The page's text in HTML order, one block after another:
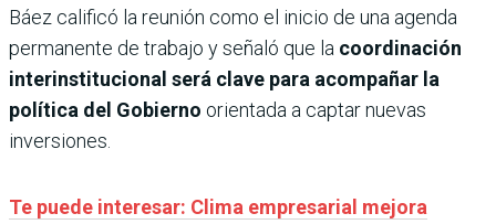
Báez calificó la reunión como el inicio de una agenda
permanente de trabajo y señaló que la coordinación
interinstitucional será clave para acompañar la
política del Gobierno orientada a captar nuevas
inversiones.
Te puede interesar: Clima empresarial mejora